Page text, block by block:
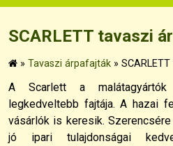
SCARLETT tavaszi
» Tavaszi árpafajták »
A Scarlett a
legkedveltebb fajtája. A hazai
vásárlók is keresik.
jó ipari tulajdonságai